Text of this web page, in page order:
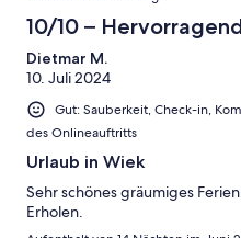
10/10 –
Dietmar M.
10. Juli 2024
Gut: Sauberkeit, Check-in,
des Onlineauftritts
Urlaub in Wiek
Sehr schönes gräumiges
Erholen.